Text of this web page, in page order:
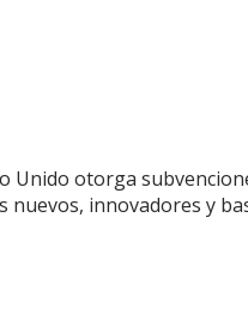
Unido otorga
innovadores y